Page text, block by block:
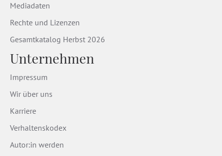
Mediadaten
Rechte und Lizenzen
Gesamtkatalog Herbst 2026
Unternehmen
Impressum
Wir über uns
Karriere
Verhaltenskodex
Autor:in werden